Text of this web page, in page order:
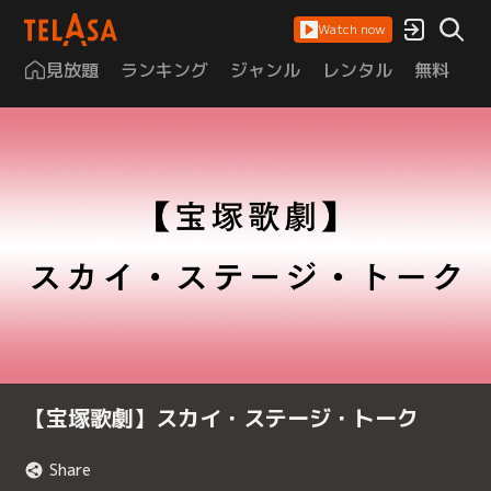
Watch now
見放題 ランキング ジャンル レンタル 無料
【宝塚歌劇】スカイ・ステージ・トーク
Share